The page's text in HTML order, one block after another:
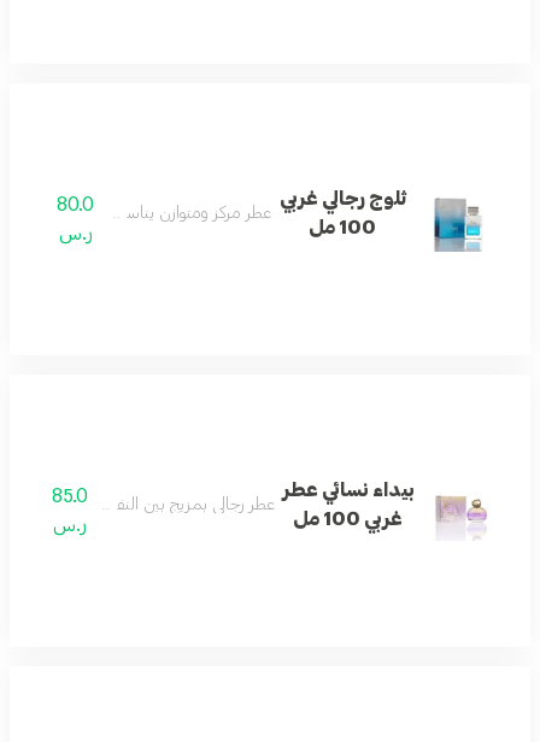
ثلوج رجالي غربي
100 مل
عطر مركز ومتوازن يناسب الجنسين.
80.0
ر.س
بيداء نسائي عطر
غربي 100 مل
عطر رجالي بمزيج بين النفحات الغربية
85.0
ر.س